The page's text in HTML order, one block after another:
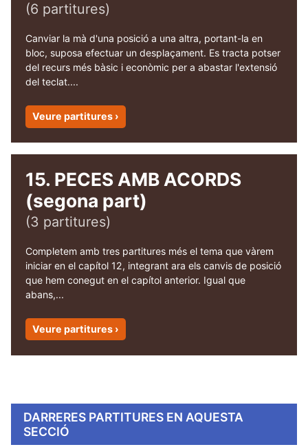
(6 partitures)
Canviar la mà d'una posició a una altra, portant-la en
bloc, suposa efectuar un desplaçament. Es tracta potser
del recurs més bàsic i econòmic per a abastar l'extensió
del teclat....
Veure partitures ›
15. PECES AMB ACORDS
(segona part)
(3 partitures)
Completem amb tres partitures més el tema que vàrem
iniciar en el capítol 12, integrant ara els canvis de posició
que hem conegut en el capítol anterior. Igual que
abans,...
Veure partitures ›
DARRERES PARTITURES EN AQUESTA
SECCIÓ